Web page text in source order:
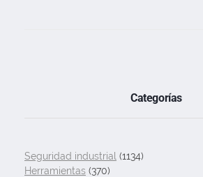
Categorías
Seguridad industrial (1134)
Herramientas (370)